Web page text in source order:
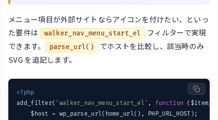
メニュー項目が外部サイトならアイコンを付けたい、といっ
た要件は
walker_nav_menu_start_el
フィルターで実現
できます。
parse_url()
でホストを比較し、該当時のみ
SVG を追記します。
<?php
add_filter( 'walker_nav_menu_start_el' , function
    $host = wp_parse_url(home_url(), PHP_URL_HOST);